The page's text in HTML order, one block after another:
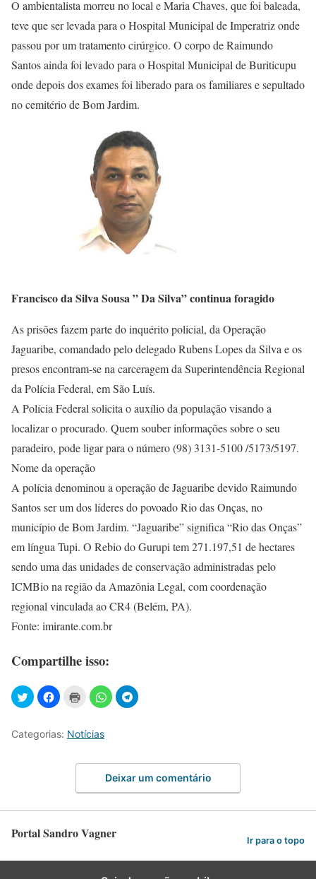
O ambientalista morreu no local e Maria Chaves, que foi baleada,
teve que ser levada para o Hospital Municipal de Imperatriz onde
passou por um tratamento cirúrgico. O corpo de Raimundo
Santos ainda foi levado para o Hospital Municipal de Buriticupu
onde depois dos exames foi liberado para os familiares e sepultado
no cemitério de Bom Jardim.
Francisco da Silva Sousa ” Da Silva” continua foragido
As prisões fazem parte do inquérito policial, da Operação
Jaguaribe, comandado pelo delegado Rubens Lopes da Silva e os
presos encontram-se na carceragem da Superintendência Regional
da Polícia Federal, em São Luís.
A Polícia Federal solicita o auxílio da população visando a
localizar o procurado. Quem souber informações sobre o seu
paradeiro, pode ligar para o número (98) 3131-5100 /5173/5197.
Nome da operação
A polícia denominou a operação de Jaguaribe devido Raimundo
Santos ser um dos líderes do povoado Rio das Onças, no
município de Bom Jardim. “Jaguaribe” significa “Rio das Onças”
em língua Tupi. O Rebio do Gurupi tem 271.197,51 de hectares
sendo uma das unidades de conservação administradas pelo
ICMBio na região da Amazônia Legal, com coordenação
regional vinculada ao CR4 (Belém, PA).
Fonte: imirante.com.br
Compartilhe isso:
Categorias: Notícias
Deixar um comentário
Portal Sandro Vagner Ir para o topo